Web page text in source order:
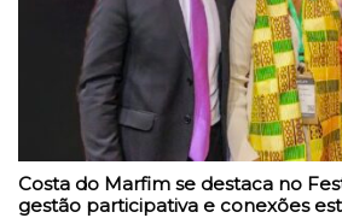
Costa do Marfim se destaca no
gestão participativa e conexões